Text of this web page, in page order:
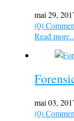
mai 29,
(0)
Read
mai 03,
(0)